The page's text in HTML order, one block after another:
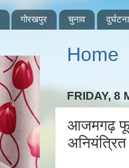
गोरखपुर चुनाव दुर्घटना
Home
FRIDAY, 8
आजमगढ़